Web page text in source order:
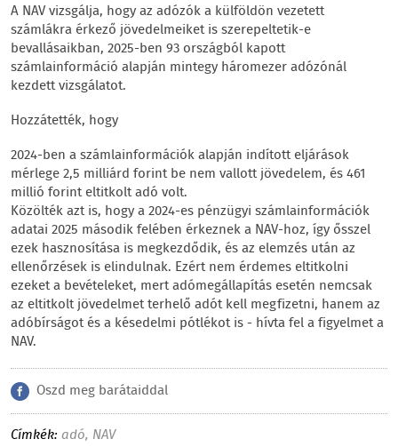
A NAV vizsgálja, hogy az adózók a külföldön vezetett
számlákra érkező jövedelmeiket is szerepeltetik-e
bevallásaikban, 2025-ben 93 országból kapott
számlainformáció alapján mintegy háromezer adózónál
kezdett vizsgálatot.
Hozzátették, hogy
2024-ben a számlainformációk alapján indított eljárások
mérlege 2,5 milliárd forint be nem vallott jövedelem, és 461
millió forint eltitkolt adó volt.
Közölték azt is, hogy a 2024-es pénzügyi számlainformációk
adatai 2025 második felében érkeznek a NAV-hoz, így ősszel
ezek hasznosítása is megkezdődik, és az elemzés után az
ellenőrzések is elindulnak. Ezért nem érdemes eltitkolni
ezeket a bevételeket, mert adómegállapítás esetén nemcsak
az eltitkolt jövedelmet terhelő adót kell megfizetni, hanem az
adóbírságot és a késedelmi pótlékot is - hívta fel a figyelmet a
NAV.
Oszd meg barátaiddal
Címkék: adó, NAV